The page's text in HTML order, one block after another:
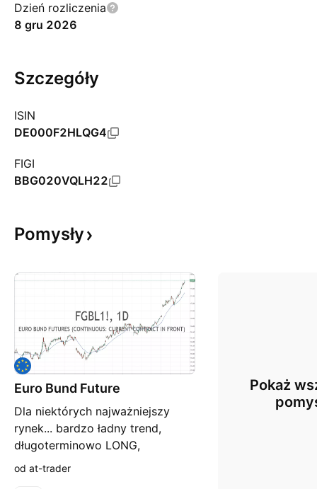
Dzień rozliczenia
8 gru 2026
Szczegóły
ISIN
DE000F2HLQG4
FIGI
BBG020VQLH22
Pomysły
Euro Bund Future
Dla niektórych najważniejszy
rynek... bardzo ładny trend,
długoterminowo LONG,
krótkoterminowo brak sygnałów
od at-trader
Pokaż